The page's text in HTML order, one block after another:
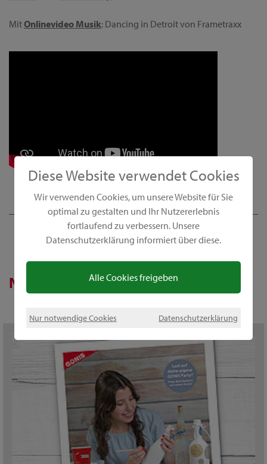
Diese Website verwendet Cookies
Wir verwenden Cookies, um unsere Website für Sie
optimal zu gestalten und Ihr Nutzererlebnis
fortlaufend zu verbessern. Unsere
Datenschutzerklärung informiert über diese.
Alle Cookies freigeben
Nur notwendige Cookies Datenschutzerklärung
MitOnlinevideo Musik: Dancing in Detroit von Frametraxx
Notizie